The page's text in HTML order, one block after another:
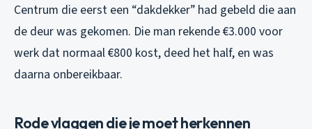
Centrum die eerst een “dakdekker” had gebeld die aan
de deur was gekomen. Die man rekende €3.000 voor
werk dat normaal €800 kost, deed het half, en was
daarna onbereikbaar.
Rode vlaggen die je moet herkennen